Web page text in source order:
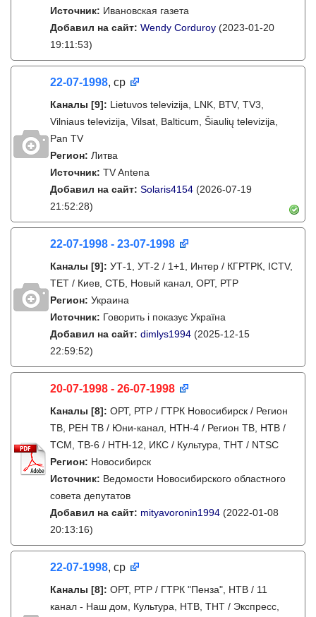
Источник: Ивановская газета
Добавил на сайт: Wendy Corduroy (2023-01-20
19:11:53)
22-07-1998, ср
Каналы [9]: Lietuvos televizija, LNK, BTV, TV3,
Vilniaus televizija, Vilsat, Balticum, Šiaulių televizija,
Pan TV
Регион: Литва
Источник: TV Antena
Добавил на сайт: Solaris4154 (2026-07-19
21:52:28)
22-07-1998 - 23-07-1998
Каналы [9]: УТ-1, УТ-2 / 1+1, Интер / КГРТРК, ICTV,
ТЕТ / Киев, СТБ, Новый канал, ОРТ, РТР
Регион: Украина
Источник: Говорить і показує Україна
Добавил на сайт: dimlys1994 (2025-12-15
22:59:52)
20-07-1998 - 26-07-1998
Каналы [8]: ОРТ, РТР / ГТРК Новосибирск / Регион
ТВ, РЕН ТВ / Юни-канал, НТН-4 / Регион ТВ, НТВ /
ТСМ, ТВ-6 / НТН-12, ИКС / Культура, ТНТ / NTSC
Регион: Новосибирск
Источник: Ведомости Новосибирского областного
совета депутатов
Добавил на сайт: mityavoronin1994 (2022-01-08
20:13:16)
22-07-1998, ср
Каналы [8]: ОРТ, РТР / ГТРК "Пенза", НТВ / 11
канал - Наш дом, Культура, НТВ, ТНТ / Экспресс,